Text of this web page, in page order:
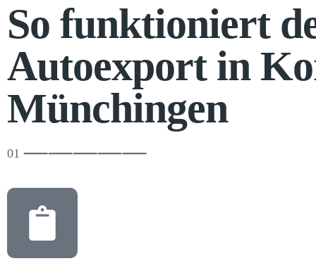
So funktioniert
Autoexport in
Münchingen
01 ⸺⸺⸺⸺⸺